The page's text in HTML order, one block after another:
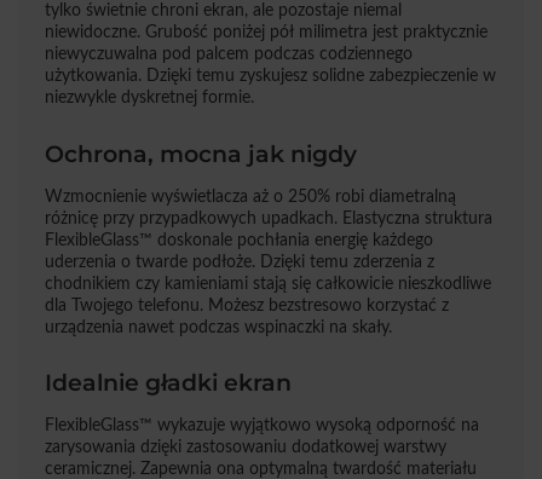
tylko świetnie chroni ekran, ale pozostaje niemal
niewidoczne. Grubość poniżej pół milimetra jest praktycznie
niewyczuwalna pod palcem podczas codziennego
użytkowania. Dzięki temu zyskujesz solidne zabezpieczenie w
niezwykle dyskretnej formie.
Ochrona, mocna jak nigdy
Wzmocnienie wyświetlacza aż o 250% robi diametralną
różnicę przy przypadkowych upadkach. Elastyczna struktura
FlexibleGlass™ doskonale pochłania energię każdego
uderzenia o twarde podłoże. Dzięki temu zderzenia z
chodnikiem czy kamieniami stają się całkowicie nieszkodliwe
dla Twojego telefonu. Możesz bezstresowo korzystać z
urządzenia nawet podczas wspinaczki na skały.
Idealnie gładki ekran
FlexibleGlass™ wykazuje wyjątkowo wysoką odporność na
zarysowania dzięki zastosowaniu dodatkowej warstwy
ceramicznej. Zapewnia ona optymalną twardość materiału